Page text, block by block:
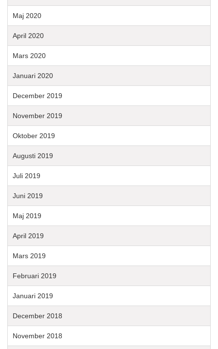
Maj 2020
April 2020
Mars 2020
Januari 2020
December 2019
November 2019
Oktober 2019
Augusti 2019
Juli 2019
Juni 2019
Maj 2019
April 2019
Mars 2019
Februari 2019
Januari 2019
December 2018
November 2018